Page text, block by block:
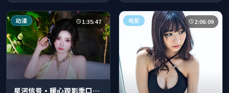
动漫 1:35:47
星河信号·暖心观影季口碑
电影 2:06:09